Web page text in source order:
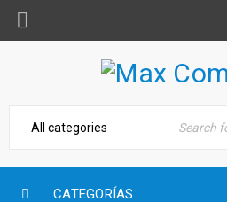
CATEGORÍAS